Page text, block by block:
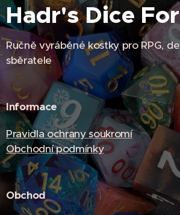
Hadr's Dice
Ručně vyráběné kostky pro RPG,
sběratele
Informace
Pravidla ochrany soukromí
Obchodní podmínky
Obchod